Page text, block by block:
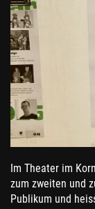
Im Theater im
zum zweiten und
Publikum und